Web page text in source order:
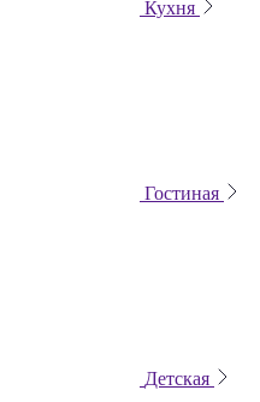
Кухня
Гостиная
Детская